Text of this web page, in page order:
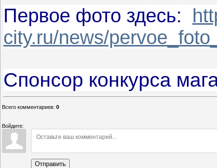
Первое фото здесь:
city.ru/news/
Спонсор конкурса
Всего комментариев: 0
Войдите:
Отправить